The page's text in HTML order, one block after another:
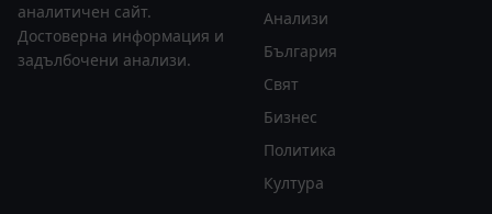
аналитичен сайт.
Достоверна информация и
задълбочени анализи.
Анализи
България
Свят
Бизнес
Политика
Култура